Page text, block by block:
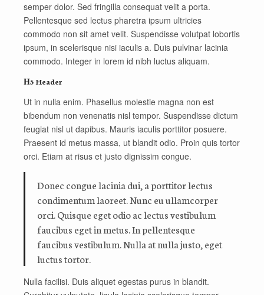
semper dolor. Sed fringilla consequat velit a porta.
Pellentesque sed lectus pharetra ipsum ultricies
commodo non sit amet velit. Suspendisse volutpat lobortis
ipsum, in scelerisque nisi iaculis a. Duis pulvinar lacinia
commodo. Integer in lorem id nibh luctus aliquam.
Η5 Header
Ut in nulla enim. Phasellus molestie magna non est
bibendum non venenatis nisl tempor. Suspendisse dictum
feugiat nisl ut dapibus. Mauris iaculis porttitor posuere.
Praesent id metus massa, ut blandit odio. Proin quis tortor
orci. Etiam at risus et justo dignissim congue.
Donec congue lacinia dui, a porttitor lectus
condimentum laoreet. Nunc eu ullamcorper
orci. Quisque eget odio ac lectus vestibulum
faucibus eget in metus. In pellentesque
faucibus vestibulum. Nulla at nulla justo, eget
luctus tortor.
Nulla facilisi. Duis aliquet egestas purus in blandit.